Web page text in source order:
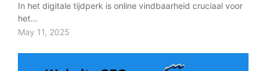
In het digitale tijdperk is online vindbaarheid cruciaal voor
het…
May 11, 2025